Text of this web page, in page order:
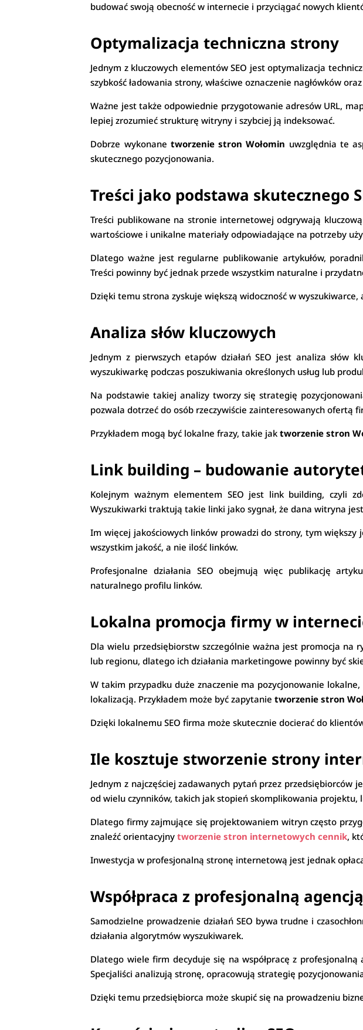
budować swoją obecność w internecie i przyciągać nowych
Optymalizacja techniczna strony
Jednym z kluczowych elementów SEO jest optymalizacja
szybkość ładowania strony, właściwe oznaczenie nagłówków
Ważne jest także odpowiednie przygotowanie adresów URL,
lepiej zrozumieć strukturę witryny i szybciej ją indeksować.
Dobrze wykonane tworzenie stron Wołomin uwzględnia te
skutecznego pozycjonowania.
Treści jako podstawa skutecznego
Treści publikowane na stronie internetowej odgrywają
wartościowe i unikalne materiały odpowiadające na potrzeby
Dlatego ważne jest regularne publikowanie artykułów,
Treści powinny być jednak przede wszystkim naturalne i
Dzięki temu strona zyskuje większą widoczność w
Analiza słów kluczowych
Jednym z pierwszych etapów działań SEO jest analiza
wyszukiwarkę podczas poszukiwania określonych usług lub
Na podstawie takiej analizy tworzy się strategię
pozwala dotrzeć do osób rzeczywiście zainteresowanych ofertą
Przykładem mogą być lokalne frazy, takie jaktworzenie stron
Link building – budowanie
Kolejnym ważnym elementem SEO jest link building, czyli
Wyszukiwarki traktują takie linki jako sygnał, że dana witryna
Im więcej jakościowych linków prowadzi do strony, tym
wszystkim jakość, a nie ilość linków.
Profesjonalne działania SEO obejmują więc publikację
naturalnego profilu linków.
Lokalna promocja firmy w
Dla wielu przedsiębiorstw szczególnie ważna jest promocja na
lub regionu, dlatego ich działania marketingowe powinny być
W takim przypadku duże znaczenie ma pozycjonowanie
lokalizacją. Przykładem może być zapytanietworzenie stron
Dzięki lokalnemu SEO firma może skutecznie docierać do
Ile kosztuje stworzenie strony
Jednym z najczęściej zadawanych pytań przez
od wielu czynników, takich jak stopień skomplikowania projektu,
Dlatego firmy zajmujące się projektowaniem witryn często
znaleźć orientacyjnytworzenie stron internetowych cennik,
Inwestycja w profesjonalną stronę internetową jest jednak
Współpraca z profesjonalną agencją
Samodzielne prowadzenie działań SEO bywa trudne i
działania algorytmów wyszukiwarek.
Dlatego wiele firm decyduje się na współpracę z
Specjaliści analizują stronę, opracowują strategię
Dzięki temu przedsiębiorca może skupić się na prowadzeniu